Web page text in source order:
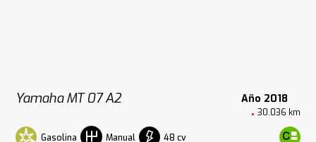
Yamaha MT 07 A2 Año 2018
30.036 km
Gasolina Manual 48 cv